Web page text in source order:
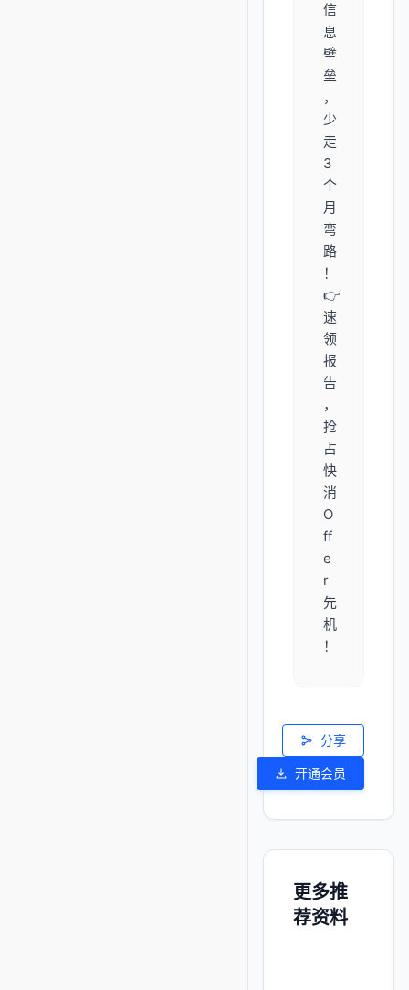
信
息
壁
垒
，
少
走
3
个
月
弯
路
！
👉
速
领
报
告
，
抢
占
快
消
O
ff
e
r
先
机
！
分享
开通会员
更多推
荐资料